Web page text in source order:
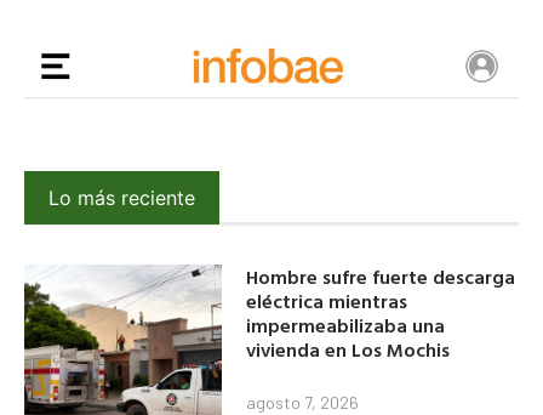
Lo más reciente
Hombre sufre fuerte descarga
eléctrica mientras
impermeabilizaba una
vivienda en Los Mochis
agosto 7, 2026